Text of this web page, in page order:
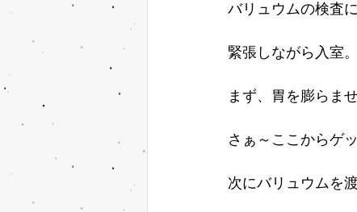
バリュウムの検査
緊張しながら入室。
まず、胃を膨らま
さぁ～ここからゲ
次にバリュウムを